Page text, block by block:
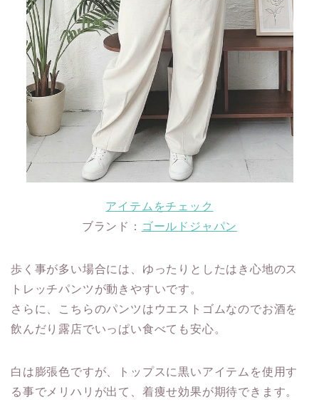
アイテムをチェック
ブランド： ゴールドジャパン
歩く事が多い場合には、ゆったりとしたはき心地のス
トレッチパンツが動きやすいです。
さらに、こちらのパンツはウエストゴムなのでお酒を
飲んだり露店でいっぱい食べても安心。
白は膨張色ですが、トップスに黒いアイテムを使用す
る事でメリハリが出て、着痩せ効果が期待できます。